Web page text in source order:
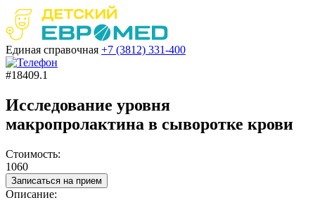
Единая справочная +7 (3812) 331-400
#18409.1
Исследование уровня
макропролактина в сыворотке крови
Стоимость:
1060
Записаться на прием
Описание: